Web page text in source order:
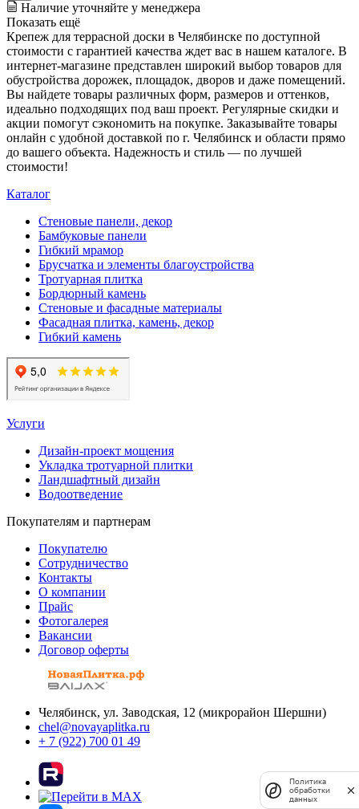
Наличие уточняйте у менеджера
Показать ещё
Крепеж для террасной доски в Челябинске по доступной
стоимости с гарантией качества ждет вас в нашем каталоге. В
интернет-магазине представлен широкий выбор товаров для
обустройства дорожек, площадок, дворов и даже помещений.
Вы найдете товары различных форм, размеров и оттенков,
идеально подходящих под ваш проект. Регулярные скидки и
акции помогут сэкономить на покупке. Заказывайте товары
онлайн с удобной доставкой по г. Челябинск и области прямо
до вашего объекта. Надежность и стиль — по лучшей
стоимости!
Каталог
Стеновые панели, декор
Бамбуковые панели
Гибкий мрамор
Брусчатка и элементы благоустройства
Тротуарная плитка
Бордюрный камень
Стеновые и фасадные материалы
Фасадная плитка, камень, декор
Гибкий камень
Услуги
Дизайн-проект мощения
Укладка тротуарной плитки
Ландшафтный дизайн
Водоотведение
Покупателям и партнерам
Покупателю
Сотрудничество
Контакты
О компании
Прайс
Фотогалерея
Вакансии
Договор оферты
Челябинск, ул. Заводская, 12 (микрорайон Шершни)
chel@novayaplitka.ru
+ 7 (922) 700 01 49
Политика
обработки
данных